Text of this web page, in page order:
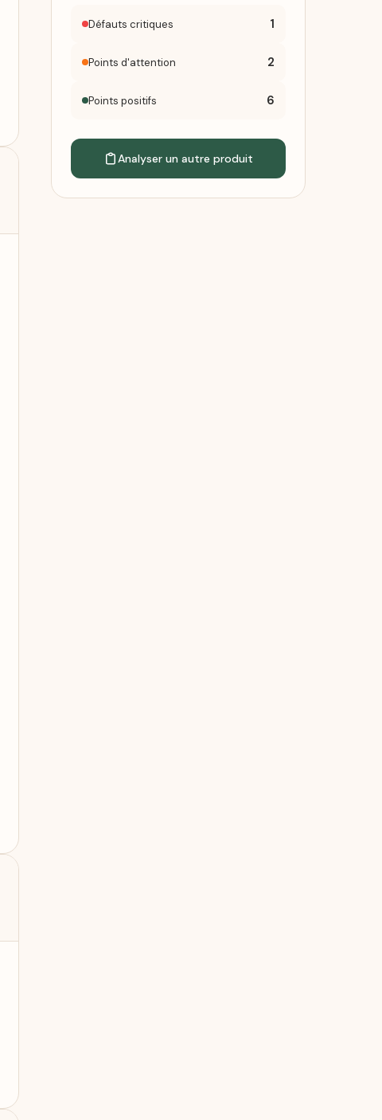
Défauts critiques 1
Points d'attention 2
Points positifs 6
Analyser un autre produit